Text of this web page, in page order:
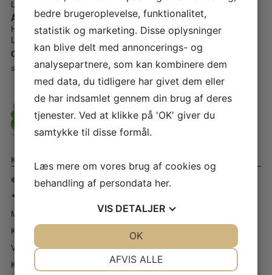
Lørdage - kl. 10.00 - 14.00
Åbningstider - Telefon ☎️
Hverdage - kl. 12.00 - 17.00
Lørdage - Lukket
CVR-nr – 61 41 59 12
Storkøbenhavns Symaskinecenter I/S - Symaskine Torvet
Kundeservice
💸 Forudbetaling 💸
🔧 BOOK TID TIL SERVICE 🔧
Min konto
Kundeservice
Værksted
Kontakt
bedre brugeroplevelse, funktionalitet,
statistik og marketing. Disse oplysninger
kan blive delt med annoncerings- og
analysepartnere, som kan kombinere dem
med data, du tidligere har givet dem eller
de har indsamlet gennem din brug af deres
tjenester. Ved at klikke på 'OK' giver du
samtykke til disse formål.
Læs mere om vores brug af cookies og
behandling af persondata her.
VIS DETALJER
AFVIS ALLE
OK